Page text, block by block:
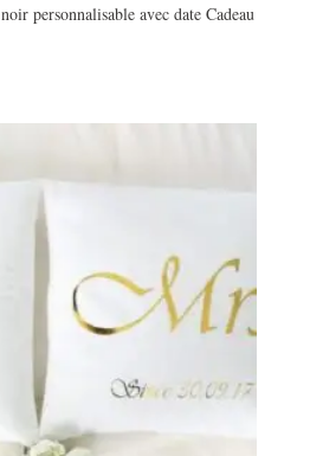
personnalisable avec date Cadeau